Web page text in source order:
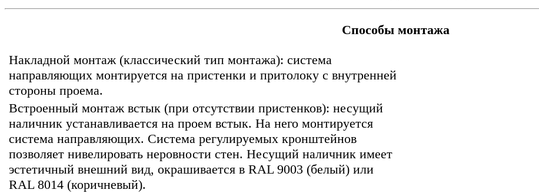
Способы монтажа
Накладной монтаж (классический тип монтажа): система
направляющих монтируется на пристенки и притолоку с внутренней
стороны проема.
Встроенный монтаж встык (при отсутствии пристенков): несущий
наличник устанавливается на проем встык. На него монтируется
система направляющих. Система регулируемых кронштейнов
позволяет нивелировать неровности стен. Несущий наличник имеет
эстетичный внешний вид, окрашивается в RAL 9003 (белый) или
RAL 8014 (коричневый).